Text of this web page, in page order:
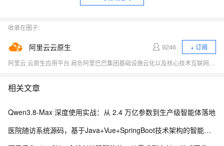
收录在圈子:
阿里云云原生 9246
+ 订阅
相关文章
Qwen3.8-Max 深度使用实战：从 2.4 万亿参数到生产级智能体落地
医院随访系统源码，基于Java+Vue+SpringBoot技术架构的智能化管理平台